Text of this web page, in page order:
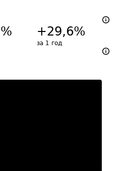
% +29,6%
за 1 год